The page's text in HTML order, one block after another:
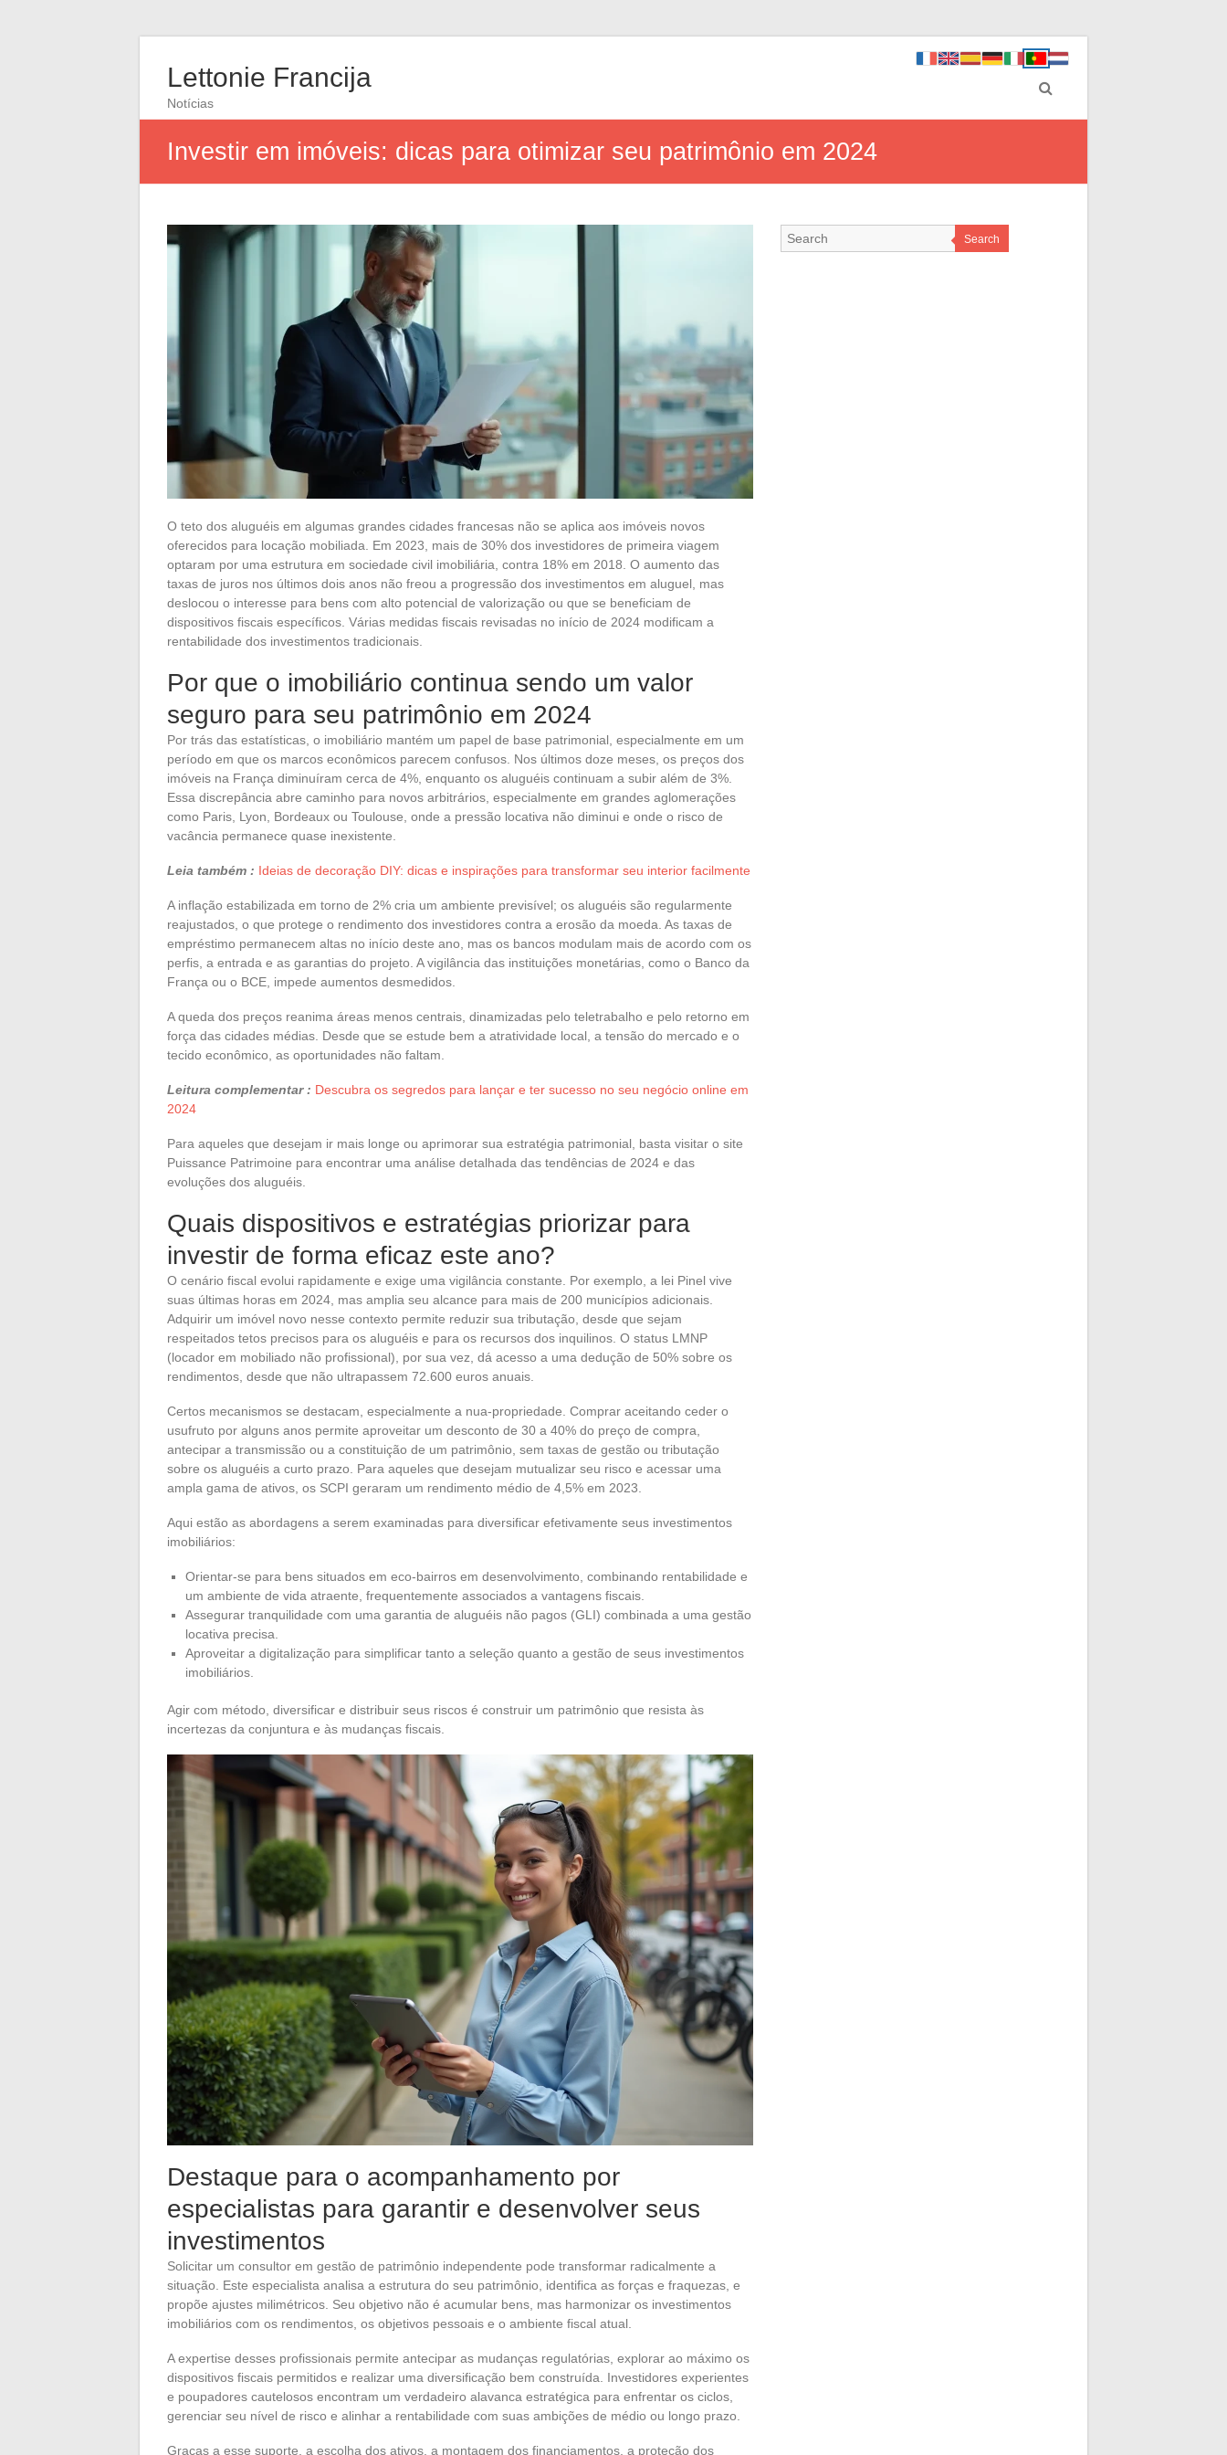
Lettonie Francija
Notícias
Investir em imóveis: dicas para otimizar seu patrimônio em 2024
O teto dos aluguéis em algumas grandes cidades francesas não se aplica aos imóveis novos
oferecidos para locação mobiliada. Em 2023, mais de 30% dos investidores de primeira viagem
optaram por uma estrutura em sociedade civil imobiliária, contra 18% em 2018. O aumento das
taxas de juros nos últimos dois anos não freou a progressão dos investimentos em aluguel, mas
deslocou o interesse para bens com alto potencial de valorização ou que se beneficiam de
dispositivos fiscais específicos. Várias medidas fiscais revisadas no início de 2024 modificam a
rentabilidade dos investimentos tradicionais.
Por que o imobiliário continua sendo um valor
seguro para seu patrimônio em 2024
Por trás das estatísticas, o imobiliário mantém um papel de base patrimonial, especialmente em um
período em que os marcos econômicos parecem confusos. Nos últimos doze meses, os preços dos
imóveis na França diminuíram cerca de 4%, enquanto os aluguéis continuam a subir além de 3%.
Essa discrepância abre caminho para novos arbitrários, especialmente em grandes aglomerações
como Paris, Lyon, Bordeaux ou Toulouse, onde a pressão locativa não diminui e onde o risco de
vacância permanece quase inexistente.
Leia também : Ideias de decoração DIY: dicas e inspirações para transformar seu interior facilmente
A inflação estabilizada em torno de 2% cria um ambiente previsível; os aluguéis são regularmente
reajustados, o que protege o rendimento dos investidores contra a erosão da moeda. As taxas de
empréstimo permanecem altas no início deste ano, mas os bancos modulam mais de acordo com os
perfis, a entrada e as garantias do projeto. A vigilância das instituições monetárias, como o Banco da
França ou o BCE, impede aumentos desmedidos.
A queda dos preços reanima áreas menos centrais, dinamizadas pelo teletrabalho e pelo retorno em
força das cidades médias. Desde que se estude bem a atratividade local, a tensão do mercado e o
tecido econômico, as oportunidades não faltam.
Leitura complementar : Descubra os segredos para lançar e ter sucesso no seu negócio online em
2024
Para aqueles que desejam ir mais longe ou aprimorar sua estratégia patrimonial, basta visitar o site
Puissance Patrimoine para encontrar uma análise detalhada das tendências de 2024 e das
evoluções dos aluguéis.
Quais dispositivos e estratégias priorizar para
investir de forma eficaz este ano?
O cenário fiscal evolui rapidamente e exige uma vigilância constante. Por exemplo, a lei Pinel vive
suas últimas horas em 2024, mas amplia seu alcance para mais de 200 municípios adicionais.
Adquirir um imóvel novo nesse contexto permite reduzir sua tributação, desde que sejam
respeitados tetos precisos para os aluguéis e para os recursos dos inquilinos. O status LMNP
(locador em mobiliado não profissional), por sua vez, dá acesso a uma dedução de 50% sobre os
rendimentos, desde que não ultrapassem 72.600 euros anuais.
Certos mecanismos se destacam, especialmente a nua-propriedade. Comprar aceitando ceder o
usufruto por alguns anos permite aproveitar um desconto de 30 a 40% do preço de compra,
antecipar a transmissão ou a constituição de um patrimônio, sem taxas de gestão ou tributação
sobre os aluguéis a curto prazo. Para aqueles que desejam mutualizar seu risco e acessar uma
ampla gama de ativos, os SCPI geraram um rendimento médio de 4,5% em 2023.
Aqui estão as abordagens a serem examinadas para diversificar efetivamente seus investimentos
imobiliários:
Orientar-se para bens situados em eco-bairros em desenvolvimento, combinando rentabilidade e
um ambiente de vida atraente, frequentemente associados a vantagens fiscais.
Assegurar tranquilidade com uma garantia de aluguéis não pagos (GLI) combinada a uma gestão
locativa precisa.
Aproveitar a digitalização para simplificar tanto a seleção quanto a gestão de seus investimentos
imobiliários.
Agir com método, diversificar e distribuir seus riscos é construir um patrimônio que resista às
incertezas da conjuntura e às mudanças fiscais.
Destaque para o acompanhamento por
especialistas para garantir e desenvolver seus
investimentos
Solicitar um consultor em gestão de patrimônio independente pode transformar radicalmente a
situação. Este especialista analisa a estrutura do seu patrimônio, identifica as forças e fraquezas, e
propõe ajustes milimétricos. Seu objetivo não é acumular bens, mas harmonizar os investimentos
imobiliários com os rendimentos, os objetivos pessoais e o ambiente fiscal atual.
A expertise desses profissionais permite antecipar as mudanças regulatórias, explorar ao máximo os
dispositivos fiscais permitidos e realizar uma diversificação bem construída. Investidores experientes
e poupadores cautelosos encontram um verdadeiro alavanca estratégica para enfrentar os ciclos,
gerenciar seu nível de risco e alinhar a rentabilidade com suas ambições de médio ou longo prazo.
Graças a esse suporte, a escolha dos ativos, a montagem dos financiamentos, a proteção dos
Search